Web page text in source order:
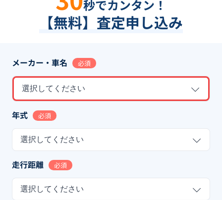
秒でカンタン！
【無料】査定申し込み
メーカー・車名 必須
選択してください
年式 必須
選択してください
走行距離 必須
選択してください